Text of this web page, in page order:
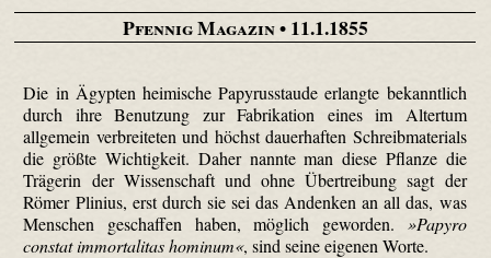
Pfennig Magazin• 11.1.1855
Die in Ägypten heimische Papyrusstaude erlangte bekanntlich
durch ihre Benutzung zur Fabrikation eines im Altertum
allgemein verbreiteten und höchst dauerhaften Schreibmaterials
die größte Wichtigkeit. Daher nannte man diese Pflanze die
Trägerin der Wissenschaft und ohne Übertreibung sagt der
Römer Plinius, erst durch sie sei das Andenken an all das, was
Menschen geschaffen haben, möglich geworden. »Papyro
constat immortalitas hominum«, sind seine eigenen Worte.